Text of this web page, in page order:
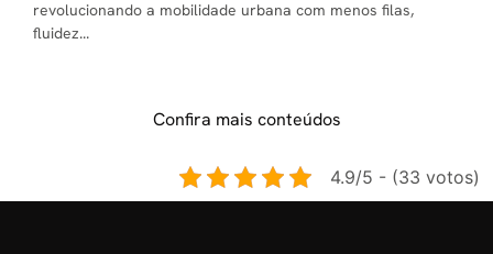
revolucionando a mobilidade urbana com menos filas,
fluidez...
Confira mais conteúdos
4.9/5 - (33 votos)